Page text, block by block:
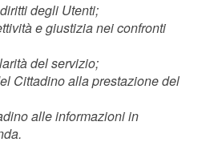
degli Utenti;
e giustizia nei confronti
del servizio;
Cittadino alla prestazione del
alle informazioni in